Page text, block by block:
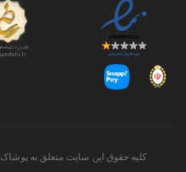
کلیه حقوق این سایت متعلق به پوشاک